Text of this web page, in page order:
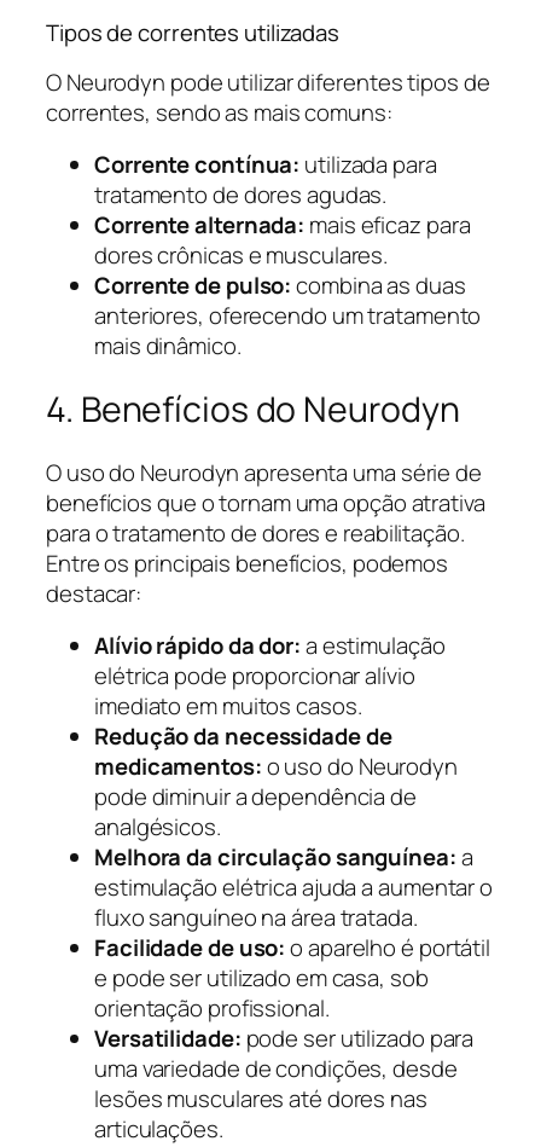
Tipos de correntes utilizadas
O Neurodyn pode utilizar diferentes tipos de
correntes, sendo as mais comuns:
Corrente contínua: utilizada para
tratamento de dores agudas.
Corrente alternada: mais eficaz para
dores crônicas e musculares.
Corrente de pulso:combina as duas
anteriores, oferecendo um tratamento
mais dinâmico.
4. Benefícios do Neurodyn
O uso do Neurodyn apresenta uma série de
benefícios que o tornam uma opção atrativa
para o tratamento de dores e reabilitação.
Entre os principais benefícios, podemos
destacar:
Alívio rápido da dor:a estimulação
elétrica pode proporcionar alívio
imediato em muitos casos.
Redução da necessidade de
medicamentos:o uso do Neurodyn
pode diminuir a dependência de
analgésicos.
Melhora da circulação sanguínea:a
estimulação elétrica ajuda a aumentar o
fluxo sanguíneo na área tratada.
Facilidade de uso:o aparelho é portátil
e pode ser utilizado em casa, sob
orientação profissional.
Versatilidade: pode ser utilizado para
uma variedade de condições, desde
lesões musculares até dores nas
articulações.